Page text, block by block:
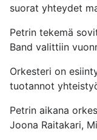
suorat yhteydet
Petrin tekemä
Band valittiin
Orkesteri on
tuotannot
Petrin aikana
Joona Raitakari,